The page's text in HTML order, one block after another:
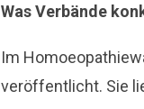
Was Verbände
Im
veröffentlicht. Sie